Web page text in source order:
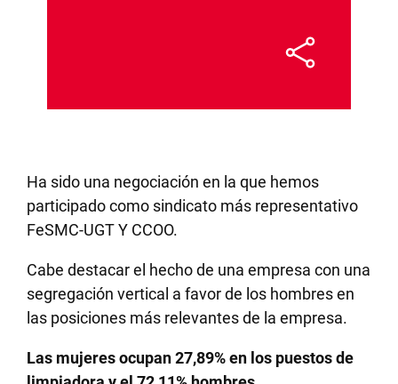
Ha sido una negociación en la que hemos
participado como sindicato más representativo
FeSMC-UGT Y CCOO.
Cabe destacar el hecho de una empresa con una
segregación vertical a favor de los hombres en
las posiciones más relevantes de la empresa.
Las mujeres ocupan 27,89% en los puestos de